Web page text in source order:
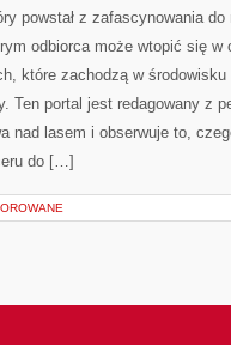
powstał z zafascynowania
odbiorca może wtopić się w
które zachodzą w
Ten portal jest redagowany z
nad lasem i obserwuje to,
do […]